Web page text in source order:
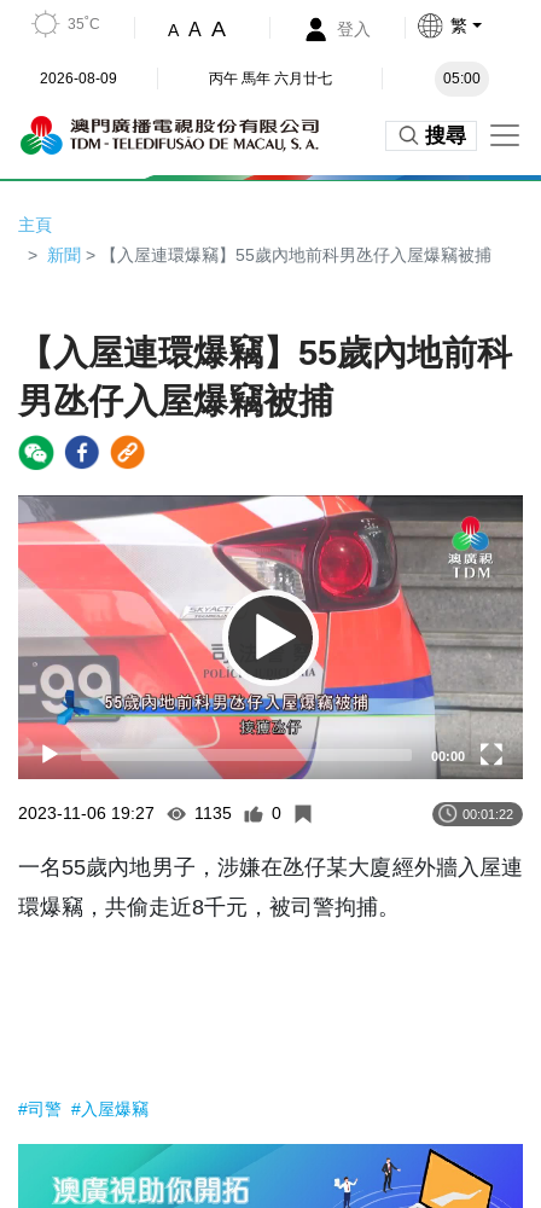
35˚C A A A 登入 繁
2026-08-09 丙午 馬年 六月廿七 05:00
搜尋
主頁
新聞 > 【入屋連環爆竊】55歲內地前科男氹仔入屋爆竊被捕
【入屋連環爆竊】55歲內地前科
男氹仔入屋爆竊被捕
Video
Player
00:00
2023-11-06 19:27 1135 0 00:01:22
一名55歲內地男子，涉嫌在氹仔某大廈經外牆入屋連
環爆竊，共偷走近8千元，被司警拘捕。
#司警 #入屋爆竊